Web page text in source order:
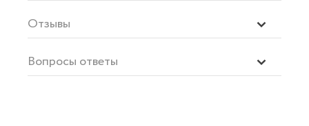
Отзывы
Вопросы ответы